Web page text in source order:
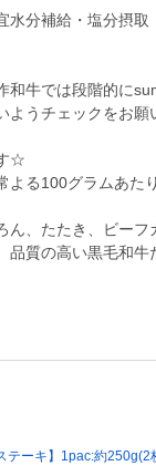
水分補給・塩分摂
和牛では段階的に
ようチェックをお
☆
よる100グラムあた
ん、たたき、ビー
品質の高い黒毛和
ーキ】1pac:約250g(2